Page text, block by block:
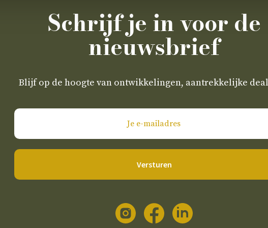
Schrijf je in voor de
nieuwsbrief
Blijf op de hoogte van ontwikkelingen, aantrekkelijke